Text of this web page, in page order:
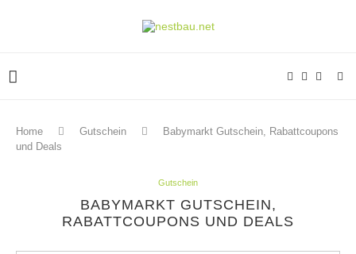
Home Gutschein
Babymarkt Gutschein, Rabattcoupons
und Deals
Gutschein
BABYMARKT GUTSCHEIN,
RABATTCOUPONS UND DEALS